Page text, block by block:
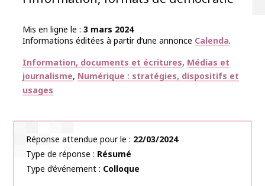
Mis en ligne le
3 mars 2024
Informations éditées à partir d’une annonce Calenda.
Thématiques
Information, documents et écritures Médias et
journalisme Numérique : stratégies, dispositifs et
usages
Réponse attendue pour le
22/03/2024
Type de réponse
Résumé
Type d’événement
Colloque